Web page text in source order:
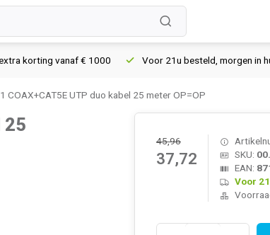
korting vanaf € 1000 Voor 21u besteld, morgen in huis*
COAX+CAT5E UTP duo kabel 25 meter OP=OP
25
45,96
37,72
SKU:
EAN:
Voor